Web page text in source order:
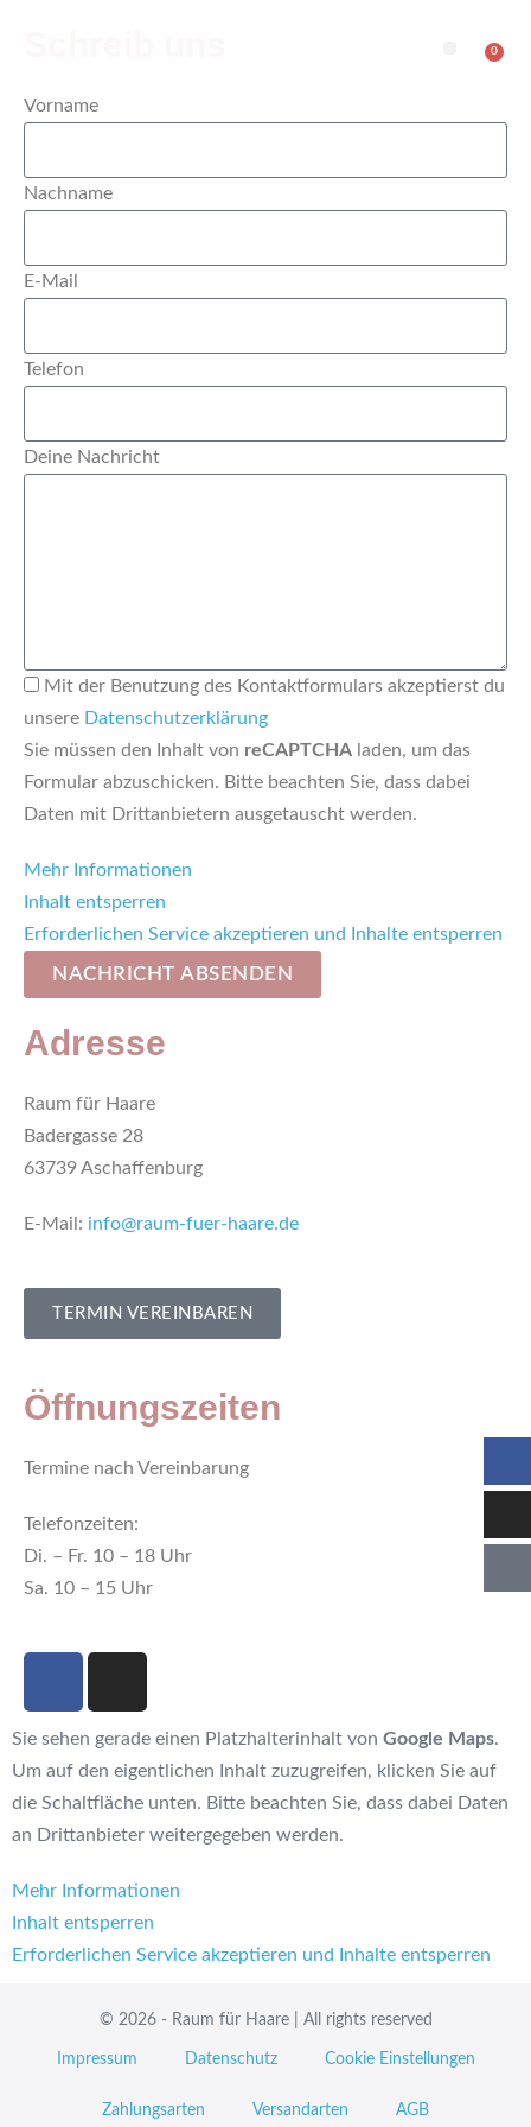
0
Vorname
Nachname
E-Mail
Telefon
Deine Nachricht
Mit der Benutzung des Kontaktformulars akzeptierst du
unsere Datenschutzerklärung
Sie müssen den Inhalt von reCAPTCHA laden, um das
Formular abzuschicken. Bitte beachten Sie, dass dabei
Daten mit Drittanbietern ausgetauscht werden.
Mehr Informationen
Inhalt entsperren
Erforderlichen Service akzeptieren und Inhalte entsperren
NACHRICHT ABSENDEN
Adresse
Raum für Haare
Badergasse 28
63739 Aschaffenburg
E-Mail: info@raum-fuer-haare.de
TERMIN VEREINBAREN
Öffnungszeiten
Termine nach Vereinbarung
Telefonzeiten:
Di. – Fr. 10 – 18 Uhr
Sa. 10 – 15 Uhr
Sie sehen gerade einen Platzhalterinhalt von Google Maps.
Um auf den eigentlichen Inhalt zuzugreifen, klicken Sie auf
die Schaltfläche unten. Bitte beachten Sie, dass dabei Daten
an Drittanbieter weitergegeben werden.
Mehr Informationen
Inhalt entsperren
Erforderlichen Service akzeptieren und Inhalte entsperren
© 2026 - Raum für Haare | All rights reserved
Impressum Datenschutz Cookie Einstellungen
Zahlungsarten Versandarten AGB